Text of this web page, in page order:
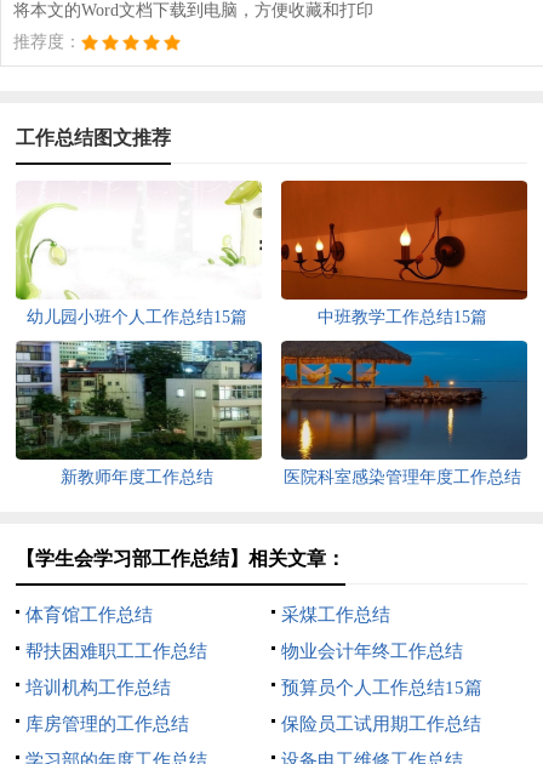
将本文的Word文档下载到电脑，方便收藏和打印
推荐度：
工作总结图文推荐
幼儿园小班个人工作总结15篇 中班教学工作总结15篇
新教师年度工作总结 医院科室感染管理年度工作总结
【学生会学习部工作总结】相关文章：
体育馆工作总结
采煤工作总结
帮扶困难职工工作总结
物业会计年终工作总结
培训机构工作总结
预算员个人工作总结15篇
库房管理的工作总结
保险员工试用期工作总结